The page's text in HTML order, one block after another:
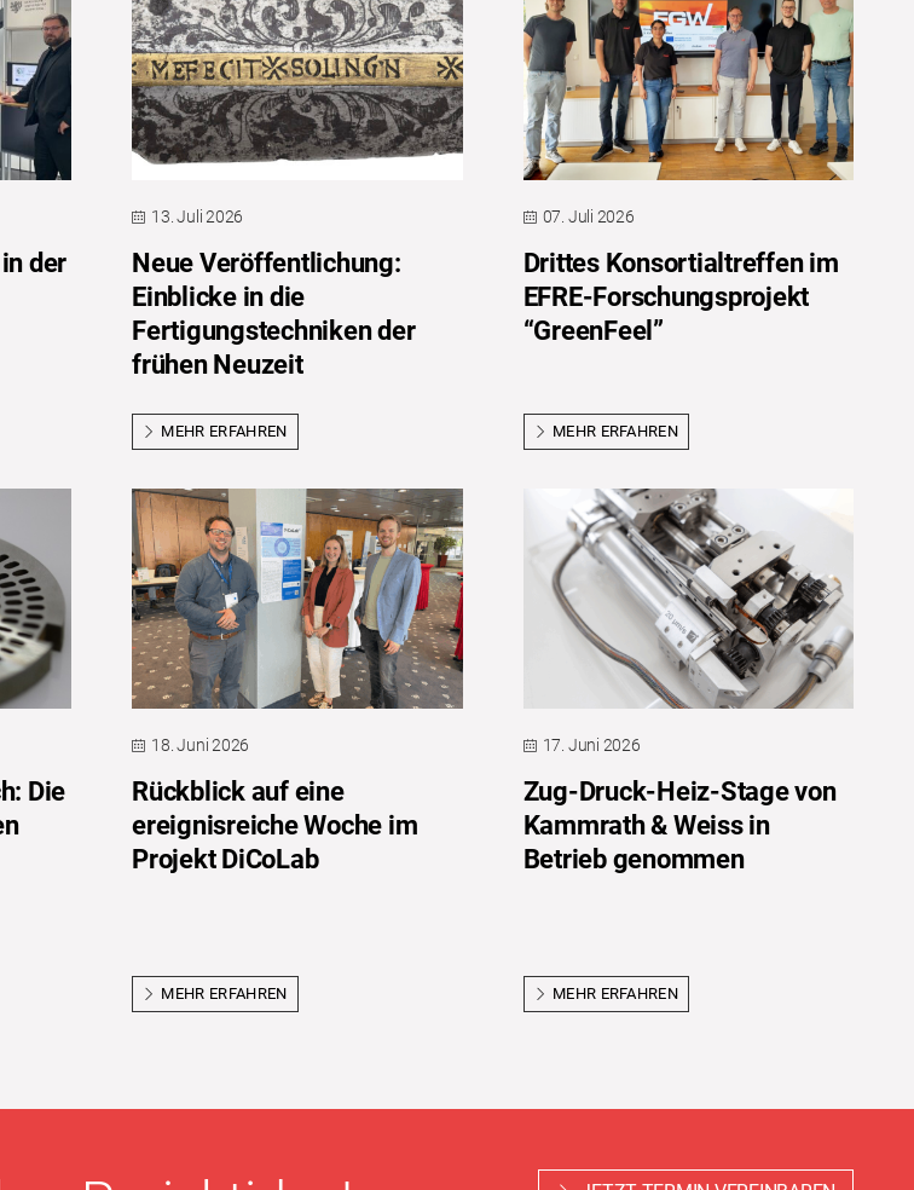
der
13. Juli 2026
Neue Veröffentlichung:
Einblicke in die
Fertigungstechniken der
frühen Neuzeit
MEHR ERFAHREN
07. Juli 2026
Drittes Konsortialtreffen im
EFRE-Forschungsprojekt
“GreenFeel”
MEHR ERFAHREN
Die
18. Juni 2026
Rückblick auf eine
ereignisreiche Woche im
Projekt DiCoLab
MEHR ERFAHREN
17. Juni 2026
Zug-Druck-Heiz-Stage von
Kammrath & Weiss in
Betrieb genommen
MEHR ERFAHREN